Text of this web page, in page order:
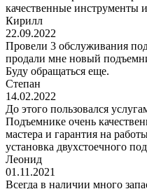
качественные инструменты
Кирилл
22.09.2022
Провели 3 обслуживания
продали мне новый
Буду обращаться еще.
Степан
14.02.2022
До этого пользовался
Подъемнике очень
мастера и гарантия на
установка двухстоечного
Леонид
01.11.2021
Всегда в наличии много